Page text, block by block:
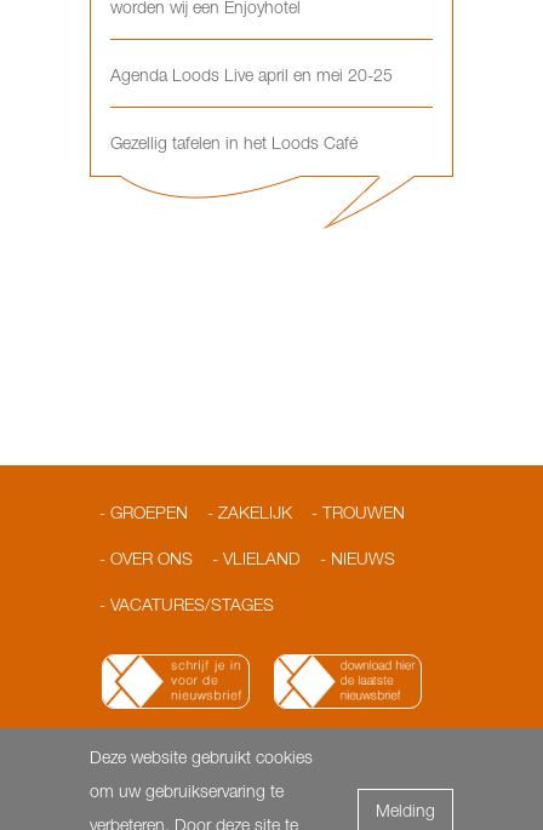
worden wij een Enjoyhotel
Agenda Loods Live april en mei 20-25
Gezellig tafelen in het Loods Café
GROEPEN ZAKELIJK TROUWEN
OVER ONS VLIELAND NIEUWS
VACATURES/STAGES
info@loodshotel.nl
Melding
Deze website gebruikt cookies
om uw gebruikservaring te